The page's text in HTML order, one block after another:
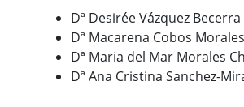
Dª Desirée Vázquez
Dª Macarena Cobos Morales
Dª Maria del Mar Morales
Dª Ana Cristina Sanchez-